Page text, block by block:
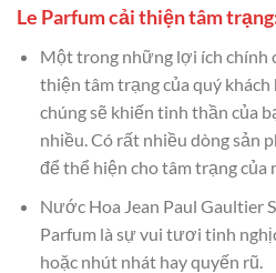
Le Parfum cải thiện tâm
Một trong những lợi ích chính
thiện tâm trạng của quý
chúng sẽ khiến tinh thần của
nhiều. Có rất nhiều dòng sản
để thể hiện cho tâm trạng của
Nước Hoa Jean Paul Gaultier
Parfum là sự vui tươi tinh
hoặc nhút nhát hay quyến rũ.